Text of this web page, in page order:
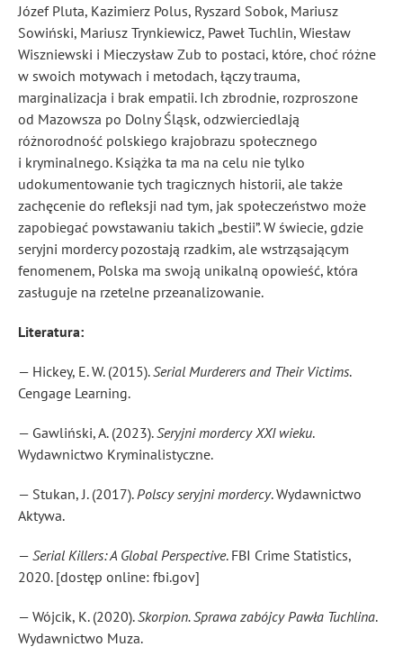
Józef Pluta, Kazimierz Polus, Ryszard Sobok, Mariusz
Sowiński, Mariusz Trynkiewicz, Paweł Tuchlin, Wiesław
Wiszniewski i Mieczysław Zub to postaci, które, choć różne
w swoich motywach i metodach, łączy trauma,
marginalizacja i brak empatii. Ich zbrodnie, rozproszone
od Mazowsza po Dolny Śląsk, odzwierciedlają
różnorodność polskiego krajobrazu społecznego
i kryminalnego. Książka ta ma na celu nie tylko
udokumentowanie tych tragicznych historii, ale także
zachęcenie do refleksji nad tym, jak społeczeństwo może
zapobiegać powstawaniu takich „bestii”. W świecie, gdzie
seryjni mordercy pozostają rzadkim, ale wstrząsającym
fenomenem, Polska ma swoją unikalną opowieść, która
zasługuje na rzetelne przeanalizowanie.
Literatura:
— Hickey, E. W. (2015).Serial Murderers and Their Victims.
Cengage Learning.
— Gawliński, A. (2023).Seryjni mordercy XXI wieku.
Wydawnictwo Kryminalistyczne.
— Stukan, J. (2017).Polscy seryjni mordercy. Wydawnictwo
Aktywa.
— Serial Killers: A Global Perspective. FBI Crime Statistics,
2020. [dostęp online: fbi.gov]
— Wójcik, K. (2020).Skorpion. Sprawa zabójcy Pawła Tuchlina.
Wydawnictwo Muza.